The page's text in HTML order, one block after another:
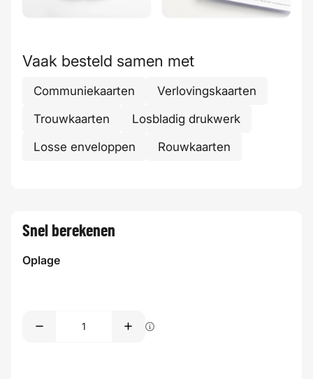
Vaak besteld samen met
Communiekaarten
Verlovingskaarten
Trouwkaarten
Losbladig drukwerk
Losse enveloppen
Rouwkaarten
Snel berekenen
Oplage